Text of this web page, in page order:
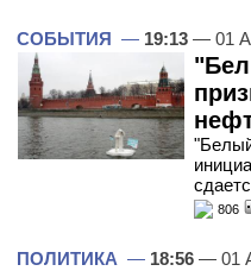
СОБЫТИЯ — 19:13 — 01
806
ПОЛИТИКА — 18:56 — 01